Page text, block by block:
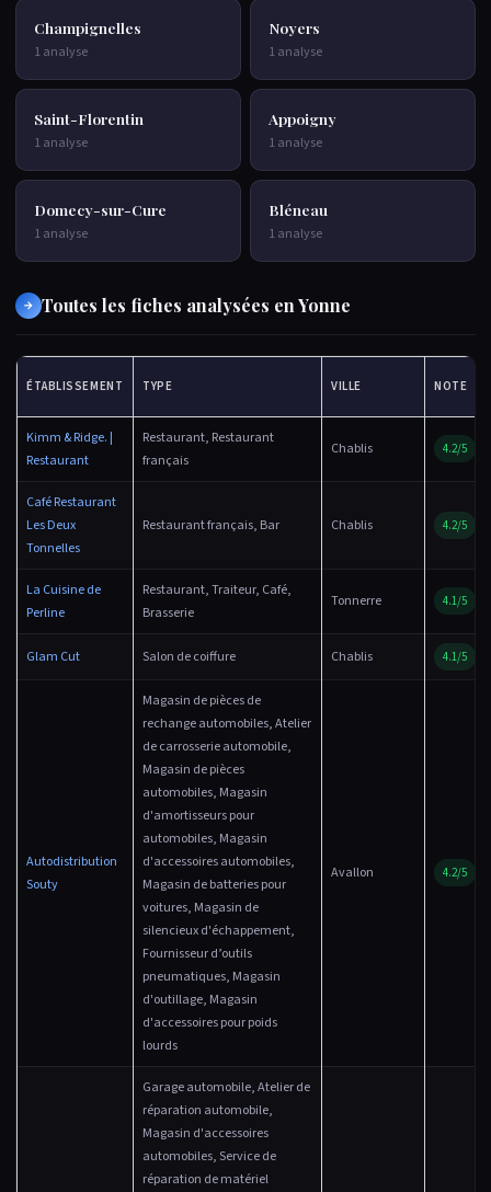
Champignelles
1 analyse
Noyers
1 analyse
Saint-Florentin
1 analyse
Appoigny
1 analyse
Domecy-sur-Cure
1 analyse
Bléneau
1 analyse
→ Toutes les fiches analysées en Yonne
ÉTABLISSEMENT TYPE VILLE NOTE
Kimm & Ridge. |
Restaurant
Restaurant, Restaurant
français
Chablis 4.2/5
Café Restaurant
Les Deux
Tonnelles
Restaurant français, Bar Chablis 4.2/5
La Cuisine de
Perline
Restaurant, Traiteur, Café,
Brasserie
Tonnerre 4.1/5
Glam Cut Salon de coiffure Chablis 4.1/5
Autodistribution
Souty
Magasin de pièces de
rechange automobiles, Atelier
de carrosserie automobile,
Magasin de pièces
automobiles, Magasin
d'amortisseurs pour
automobiles, Magasin
d'accessoires automobiles,
Magasin de batteries pour
voitures, Magasin de
silencieux d'échappement,
Fournisseur d’outils
pneumatiques, Magasin
d'outillage, Magasin
d'accessoires pour poids
lourds
Avallon 4.2/5
Garage automobile, Atelier de
réparation automobile,
Magasin d'accessoires
automobiles, Service de
réparation de matériel